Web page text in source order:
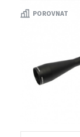
POROVNAT